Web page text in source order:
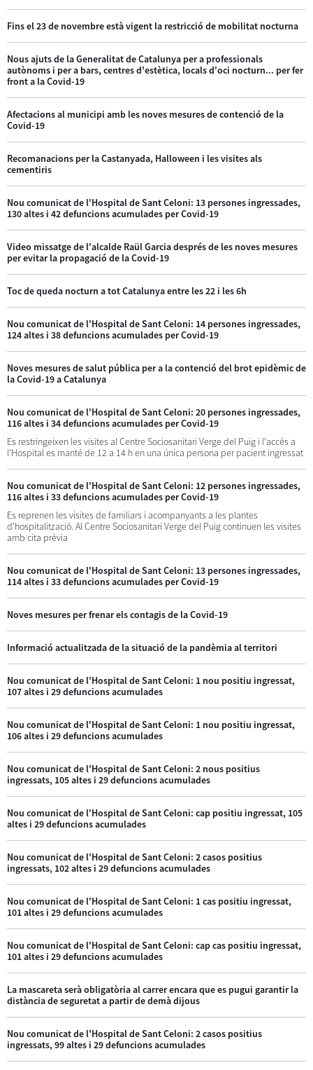
Fins el 23 de novembre està vigent la restricció de mobilitat nocturna
Nous ajuts de la Generalitat de Catalunya per a professionals
autònoms i per a bars, centres d'estètica, locals d'oci nocturn... per fer
front a la Covid-19
Afectacions al municipi amb les noves mesures de contenció de la
Covid-19
Recomanacions per la Castanyada, Halloween i les visites als
cementiris
Nou comunicat de l'Hospital de Sant Celoni: 13 persones ingressades,
130 altes i 42 defuncions acumulades per Covid-19
Video missatge de l'alcalde Raül Garcia després de les noves mesures
per evitar la propagació de la Covid-19
Toc de queda nocturn a tot Catalunya entre les 22 i les 6h
Nou comunicat de l'Hospital de Sant Celoni: 14 persones ingressades,
124 altes i 38 defuncions acumulades per Covid-19
Noves mesures de salut pública per a la contenció del brot epidèmic de
la Covid-19 a Catalunya
Nou comunicat de l'Hospital de Sant Celoni: 20 persones ingressades,
116 altes i 34 defuncions acumulades per Covid-19
Es restringeixen les visites al Centre Sociosanitari Verge del Puig i l'accés a
l'Hospital es manté de 12 a 14 h en una única persona per pacient ingressat
Nou comunicat de l'Hospital de Sant Celoni: 12 persones ingressades,
116 altes i 33 defuncions acumulades per Covid-19
Es reprenen les visites de familiars i acompanyants a les plantes
d'hospitalització. Al Centre Sociosanitari Verge del Puig continuen les visites
amb cita prèvia
Nou comunicat de l'Hospital de Sant Celoni: 13 persones ingressades,
114 altes i 33 defuncions acumulades per Covid-19
Noves mesures per frenar els contagis de la Covid-19
Informació actualitzada de la situació de la pandèmia al territori
Nou comunicat de l'Hospital de Sant Celoni: 1 nou positiu ingressat,
107 altes i 29 defuncions acumulades
Nou comunicat de l'Hospital de Sant Celoni: 1 nou positiu ingressat,
106 altes i 29 defuncions acumulades
Nou comunicat de l'Hospital de Sant Celoni: 2 nous positius
ingressats, 105 altes i 29 defuncions acumulades
Nou comunicat de l'Hospital de Sant Celoni: cap positiu ingressat, 105
altes i 29 defuncions acumulades
Nou comunicat de l'Hospital de Sant Celoni: 2 casos positius
ingressats, 102 altes i 29 defuncions acumulades
Nou comunicat de l'Hospital de Sant Celoni: 1 cas positiu ingressat,
101 altes i 29 defuncions acumulades
Nou comunicat de l'Hospital de Sant Celoni: cap cas positiu ingressat,
101 altes i 29 defuncions acumulades
La mascareta serà obligatòria al carrer encara que es pugui garantir la
distància de seguretat a partir de demà dijous
Nou comunicat de l'Hospital de Sant Celoni: 2 casos positius
ingressats, 99 altes i 29 defuncions acumulades